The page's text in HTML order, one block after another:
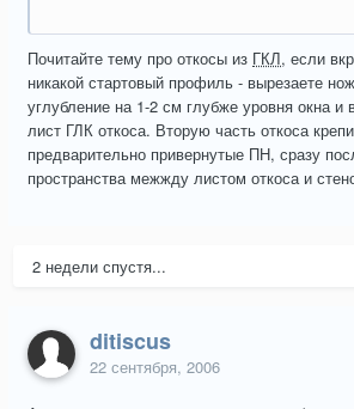
Почитайте тему про откосы из ГКЛ, если
никакой стартовый профиль - вырезаете
углубление на 1-2 см глубже уровня окна и
лист ГЛК откоса. Вторую часть откоса
предварительно привернутые ПН, сразу
пространства межжду листом откоса и
2 недели спустя...
ditiscus
22 сентября, 2006